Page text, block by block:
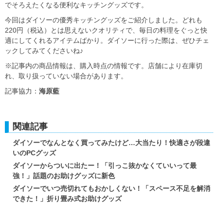
でそろえたくなる便利なキッチングッズです。
今回はダイソーの優秀キッチングッズをご紹介しました。どれも
220円（税込）とは思えないクオリティで、毎日の料理をぐっと快
適にしてくれるアイテムばかり。ダイソーに行った際は、ぜひチェ
ックしてみてくださいね♪
※記事内の商品情報は、購入時点の情報です。店舗により在庫切
れ、取り扱っていない場合があります。
記事協力： 海原藍
関連記事
ダイソーでなんとなく買ってみたけど…大当たり！快適さが段違
いのPCグッズ
ダイソーからついに出たー！「引っこ抜かなくていいって最
強！」話題のお助けグッズに新色
ダイソーでいつ売切れてもおかしくない！「スペース不足を解消
できた！」折り畳み式お助けグッズ